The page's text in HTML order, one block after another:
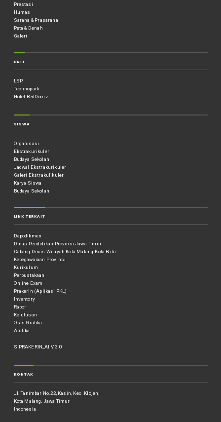
Prestasi
Humas
Sarana & Prasarana
Peta & Denah
Galeri
UNIT
LSP
Technopark
Hotel RedDoorz
SISWA
Organisasi
Ekstrakurikuler
Budaya Sekolah
Jadwal Ekstrakurikuler
Galeri Ekstrakulikuler
Karya Siswa
Budaya Sekolah
LINK TERKAIT
Dapodikmen
Dinas Pendidikan Provinsi Jawa Timur
Cabang Dinas Wilayah Kota Malang-Kota Batu
Kepegawaiaan Provinsi
Kurikulum
Perpustakaan
Online Exam
Prakerin (Aplikasi PKL)
Inventory
Rapor
Kelulusan
Osis Grafika
Alufika
SIPRAKERIN_AI V.3.0
KONTAK
Jl. Tanimbar No.22, Kasin, Kec. Klojen,
Kota Malang, Jawa Timur
Indonesia